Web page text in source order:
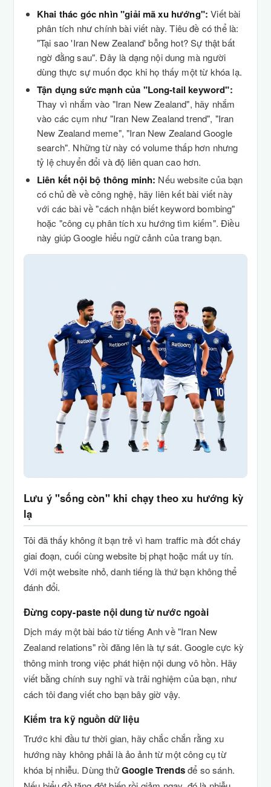
Khai thác góc nhìn "giải mã xu hướng": Viết bài
phân tích như chính bài viết này. Tiêu đề có thể là:
"Tại sao 'Iran New Zealand' bỗng hot? Sự thật bất
ngờ đằng sau". Đây là dạng nội dung mà người
dùng thực sự muốn đọc khi họ thấy một từ khóa lạ.
Tận dụng sức mạnh của "Long-tail keyword":
Thay vì nhắm vào "Iran New Zealand", hãy nhắm
vào các cụm như "Iran New Zealand trend", "Iran
New Zealand meme", "Iran New Zealand Google
search". Những từ này có volume thấp hơn nhưng
tỷ lệ chuyển đổi và độ liên quan cao hơn.
Liên kết nội bộ thông minh: Nếu website của bạn
có chủ đề về công nghệ, hãy liên kết bài viết này
với các bài về "cách nhận biết keyword bombing"
hoặc "công cụ phân tích xu hướng tìm kiếm". Điều
này giúp Google hiểu ngữ cảnh của trang bạn.
Lưu ý "sống còn" khi chạy theo xu hướng kỳ
lạ
Tôi đã thấy không ít bạn trẻ vì ham traffic mà đốt cháy
giai đoạn, cuối cùng website bị phạt hoặc mất uy tín.
Với một website nhỏ, danh tiếng là thứ bạn không thể
đánh đổi.
Đừng copy-paste nội dung từ nước ngoài
Dịch máy một bài báo từ tiếng Anh về "Iran New
Zealand relations" rồi đăng lên là tự sát. Google cực kỳ
thông minh trong việc phát hiện nội dung vô hồn. Hãy
viết bằng chính suy nghĩ và trải nghiệm của bạn, như
cách tôi đang viết cho bạn bây giờ vậy.
Kiểm tra kỹ nguồn dữ liệu
Trước khi đầu tư thời gian, hãy chắc chắn rằng xu
hướng này không phải là ảo ảnh từ một công cụ từ
khóa bị nhiễu. Dùng thửGoogle Trendsđể so sánh.